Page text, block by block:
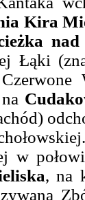
Kira
Łąki
w
, na